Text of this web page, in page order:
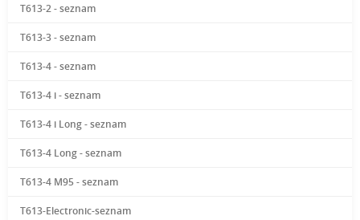
T613-2 - seznam
T613-3 - seznam
T613-4 - seznam
T613-4 i - seznam
T613-4 i Long - seznam
T613-4 Long - seznam
T613-4 M95 - seznam
T613-Electronic-seznam